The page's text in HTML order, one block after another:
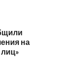
на